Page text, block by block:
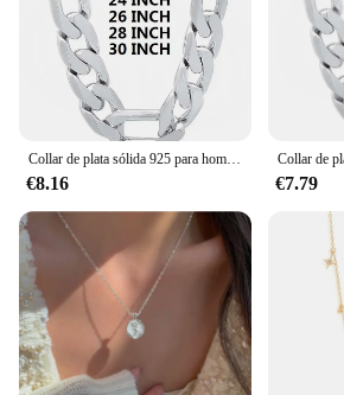
Collar de plata sólida 925 para hombre, cadena cubana clásica de 12mm, 18/20/22/24/26/28/30 pulgadas, regalo de joyería de moda
€8.16 €7.79